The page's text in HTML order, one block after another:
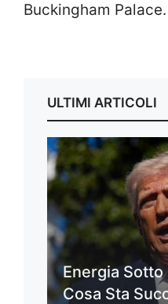
Buckingham Palace.
ULTIMI ARTICOLI
Energia
Cosa Sta